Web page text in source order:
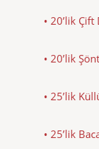
• 20’lik Çift
• 20’lik
• 25’lik
• 25’lik